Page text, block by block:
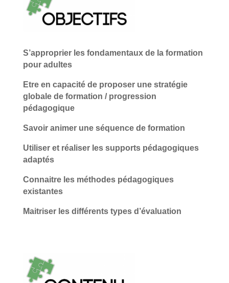
S’approprier les fondamentaux de la formation
pour adultes
Etre en capacité de proposer une stratégie
globale de formation / progression
pédagogique
Savoir animer une séquence de formation
Utiliser et réaliser les supports pédagogiques
adaptés
Connaitre les méthodes pédagogiques
existantes
Maitriser les différents types d’évaluation